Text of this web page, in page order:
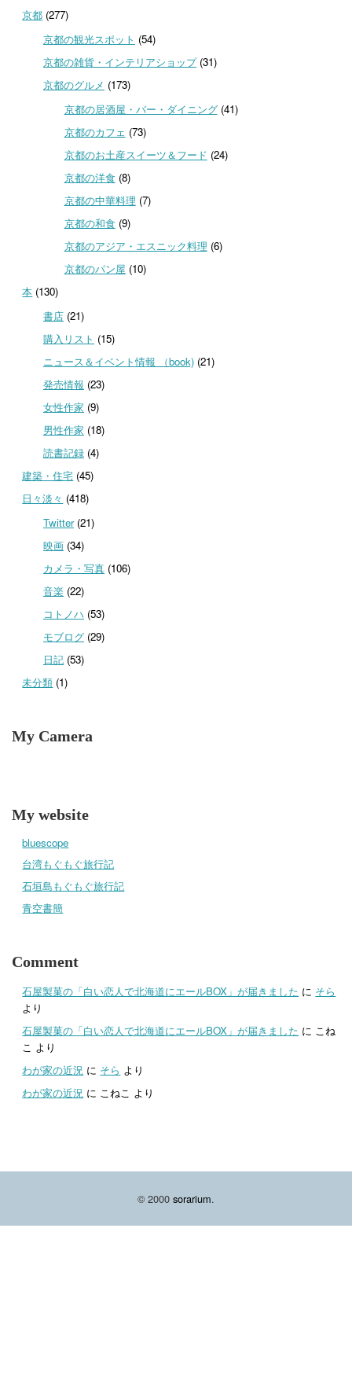
京都 (277)
京都の観光スポット (54)
京都の雑貨・インテリアショップ(31)
京都のグルメ (173)
京都の居酒屋・バー・ダイニング(41)
京都のカフェ (73)
京都のお土産スイーツ＆フード (24)
京都の洋食 (8)
京都の中華料理 (7)
京都の和食 (9)
京都のアジア・エスニック料理 (6)
京都のパン屋 (10)
本 (130)
書店(21)
購入リスト (15)
ニュース＆イベント情報 （book)(21)
発売情報 (23)
女性作家 (9)
男性作家 (18)
読書記録(4)
建築・住宅 (45)
日々淡々 (418)
Twitter(21)
映画(34)
カメラ・写真(106)
音楽 (22)
コトノハ (53)
モブログ(29)
日記(53)
未分類 (1)
My Camera
My website
bluescope
台湾もぐもぐ旅行記
石垣島もぐもぐ旅行記
青空書簡
Comment
石屋製菓の「白い恋人で北海道にエールBOX」が届きました に そら
より
石屋製菓の「白い恋人で北海道にエールBOX」が届きました に こね
こ より
わが家の近況 に そら より
わが家の近況 に こねこ より
© 2000 sorarium.